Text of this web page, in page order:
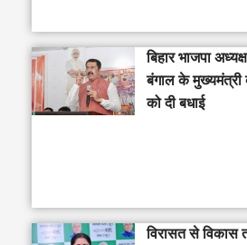
‎बिहार भाजपा
बंगाल के मुख्यमंत्री
को दी बधाई
विरासत से विकास